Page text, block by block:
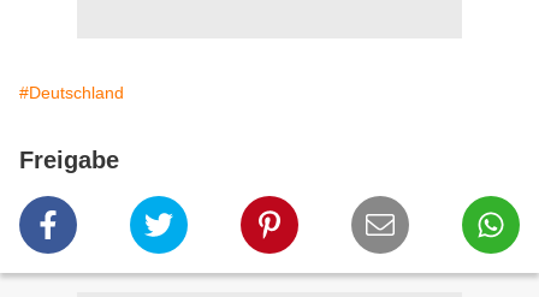
#Deutschland
Freigabe